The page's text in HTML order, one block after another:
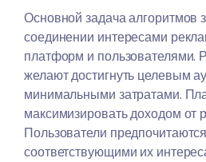
Основной задача алгоритмов
соединении интересами
платформ и пользователями.
желают достигнуть целевым
минимальными затратами.
максимизировать доходом от
Пользователи
соответствующими их